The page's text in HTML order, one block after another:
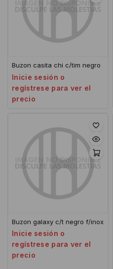
Buzon casita chi c/tim negro
Inicie sesión o
regístrese para ver el
precio
Buzon galaxy c/t negro f/inox
Inicie sesión o
regístrese para ver el
precio